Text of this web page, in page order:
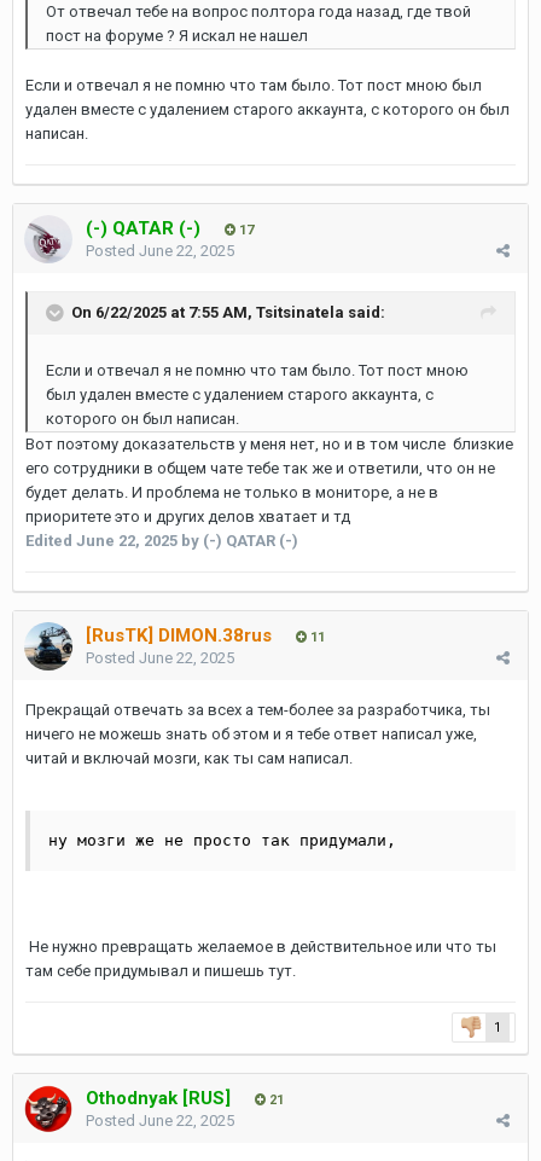
От отвечал тебе на вопрос полтора года назад, где твой
пост на форуме ? Я искал не нашел
Если и отвечал я не помню что там было. Тот пост мною был
удален вместе с удалением старого аккаунта, с которого он был
написан.
(-) QATAR (-) 17
Posted June 22, 2025
On 6/22/2025 at 7:55 AM, Tsitsinatela said:
Если и отвечал я не помню что там было. Тот пост мною
был удален вместе с удалением старого аккаунта, с
которого он был написан.
Вот поэтому доказательств у меня нет, но и в том числе близкие
его сотрудники в общем чате тебе так же и ответили, что он не
будет делать. И проблема не только в мониторе, а не в
приоритете это и других делов хватает и тд
Edited June 22, 2025 by (-) QATAR (-)
[RusTK] DIMON.38rus 11
Posted June 22, 2025
Прекращай отвечать за всех а тем-более за разработчика, ты
ничего не можешь знать об этом и я тебе ответ написал уже,
читай и включай мозги, как ты сам написал.
ну мозги же не просто так придумали,
Не нужно превращать желаемое в действительное или что ты
там себе придумывал и пишешь тут.
1
Othodnyak [RUS] 21
Posted June 22, 2025